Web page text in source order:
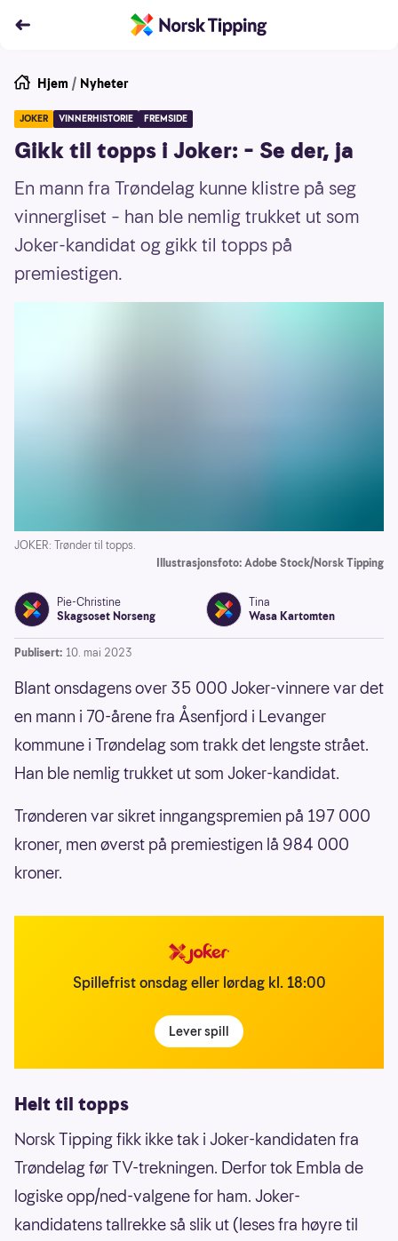
Hjem / Nyheter
JOKER VINNERHISTORIE FREMSIDE
Gikk til topps i Joker: – Se der, ja
En mann fra Trøndelag kunne klistre på seg
vinnergliset – han ble nemlig trukket ut som
Joker-kandidat og gikk til topps på
premiestigen.
JOKER: Trønder til topps.
Illustrasjonsfoto: Adobe Stock/Norsk Tipping
Pie-Christine
Skagsoset Norseng
Tina
Wasa Kartomten
Publisert: 10. mai 2023
Blant onsdagens over 35 000 Joker-vinnere var det
en mann i 70-årene fra Åsenfjord i Levanger
kommune i Trøndelag som trakk det lengste strået.
Han ble nemlig trukket ut som Joker-kandidat.
Trønderen var sikret inngangspremien på 197 000
kroner, men øverst på premiestigen lå 984 000
kroner.
Spillefrist onsdag eller lørdag kl. 18:00
Lever spill
Helt til topps
Norsk Tipping fikk ikke tak i Joker-kandidaten fra
Trøndelag før TV-trekningen. Derfor tok Embla de
logiske opp/ned-valgene for ham. Joker-
kandidatens tallrekke så slik ut (leses fra høyre til